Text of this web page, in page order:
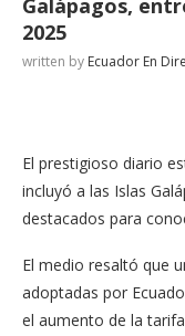
Galápagos,
2025
written by Ecuador En
El prestigioso diario
incluyó a las Islas
destacados para
El medio resaltó que
adoptadas por
el aumento de la